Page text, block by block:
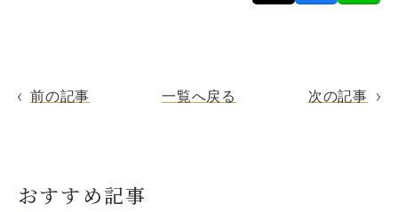
前の記事 一覧へ戻る 次の記事
おすすめ記事